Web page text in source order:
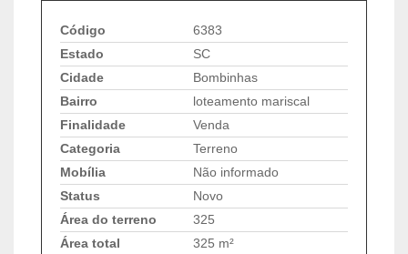
Código
6383
Estado
SC
Cidade
Bombinhas
Bairro
loteamento mariscal
Finalidade
Venda
Categoria
Terreno
Mobília
Não informado
Status
Novo
Área do terreno
325
Área total
325 m²